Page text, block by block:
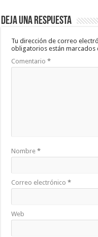
Deja una respuesta
Tu dirección de correo
obligatorios están marcados
Comentario*
Nombre*
Correo electrónico*
Web